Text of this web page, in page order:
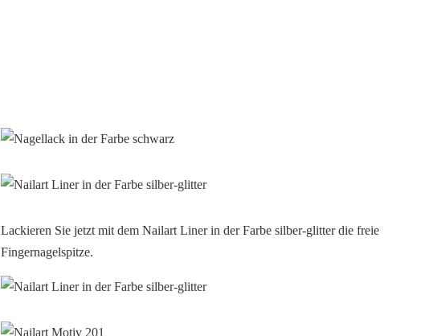
Lackieren Sie jetzt mit dem Nailart Liner in der Farbe silber-glitter die freie
Fingernagelspitze.